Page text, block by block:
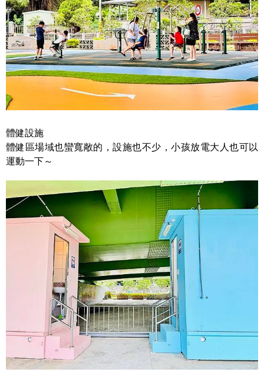
體健設施
體健區場域也蠻寬敞的，設施也不少，小孩放電大人也可以
運動一下～